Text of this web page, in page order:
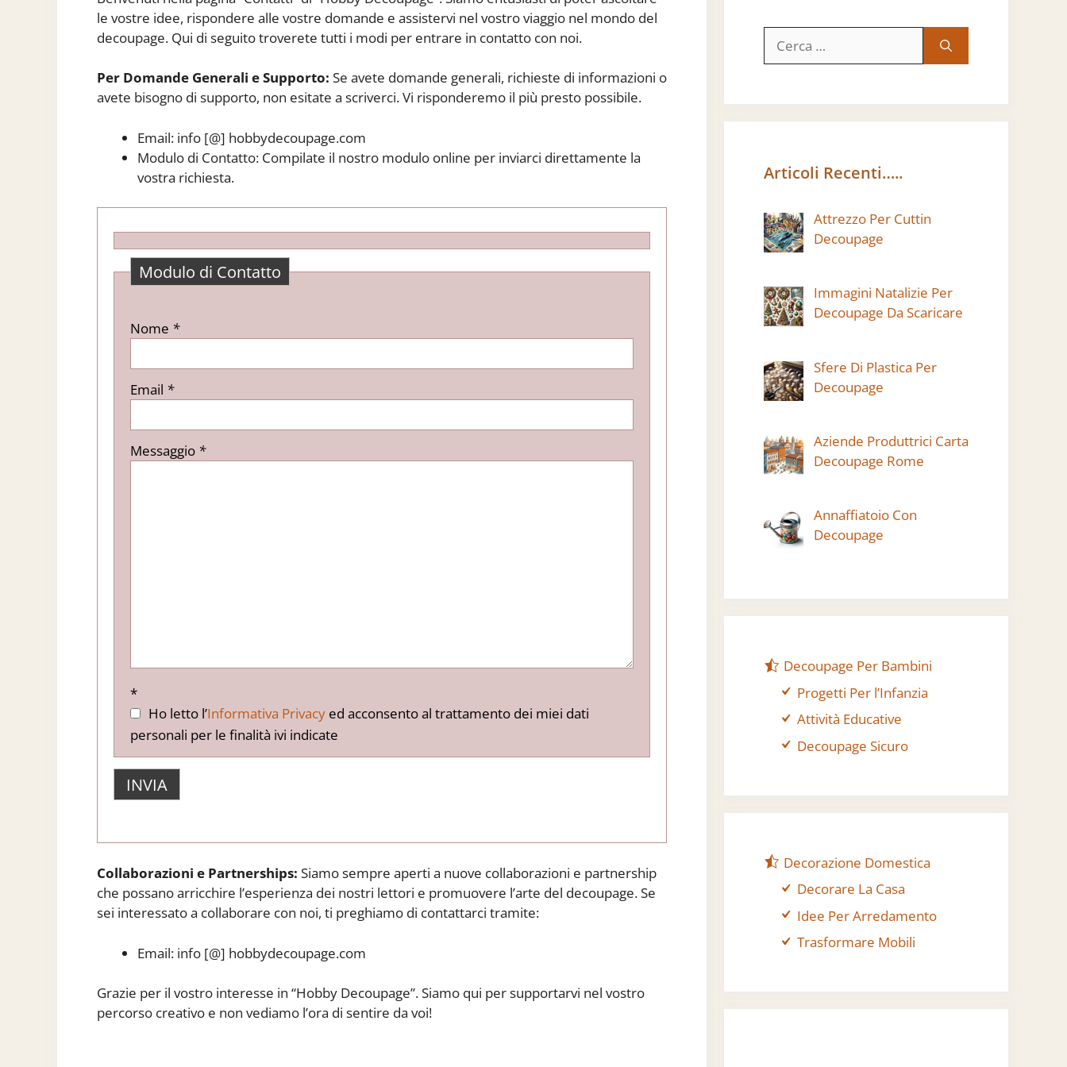
le vostre idee, rispondere alle vostre domande e assistervi nel vostro viaggio nel mondo del
decoupage. Qui di seguito troverete tutti i modi per entrare in contatto con noi.
Per Domande Generali e Supporto: Se avete domande generali, richieste di informazioni o
avete bisogno di supporto, non esitate a scriverci. Vi risponderemo il più presto possibile.
Email: info [@] hobbydecoupage.com
Modulo di Contatto: Compilate il nostro modulo online per inviarci direttamente la
vostra richiesta.
Modulo di Contatto
Nome *
Email *
Messaggio *
*
Ho letto l’Informativa Privacy ed acconsento al trattamento dei miei dati
personali per le finalità ivi indicate
Collaborazioni e Partnerships: Siamo sempre aperti a nuove collaborazioni e partnership
che possano arricchire l’esperienza dei nostri lettori e promuovere l’arte del decoupage. Se
sei interessato a collaborare con noi, ti preghiamo di contattarci tramite:
Email: info [@] hobbydecoupage.com
Grazie per il vostro interesse in “Hobby Decoupage”. Siamo qui per supportarvi nel vostro
percorso creativo e non vediamo l’ora di sentire da voi!
per:
Articoli Recenti…..
Attrezzo Per Cuttin
Decoupage
Immagini Natalizie Per
Decoupage Da Scaricare
Sfere Di Plastica Per
Decoupage
Aziende Produttrici Carta
Decoupage Rome
Annaffiatoio Con
Decoupage
Decoupage Per Bambini
Progetti Per l’Infanzia
Attività Educative
Decoupage Sicuro
Decorazione Domestica
Decorare La Casa
Idee Per Arredamento
Trasformare Mobili